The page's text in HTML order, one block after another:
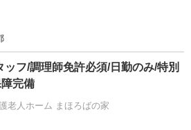
ッフ/調理師免許必須/日勤のみ/特別
完備
老人ホーム まほろばの家